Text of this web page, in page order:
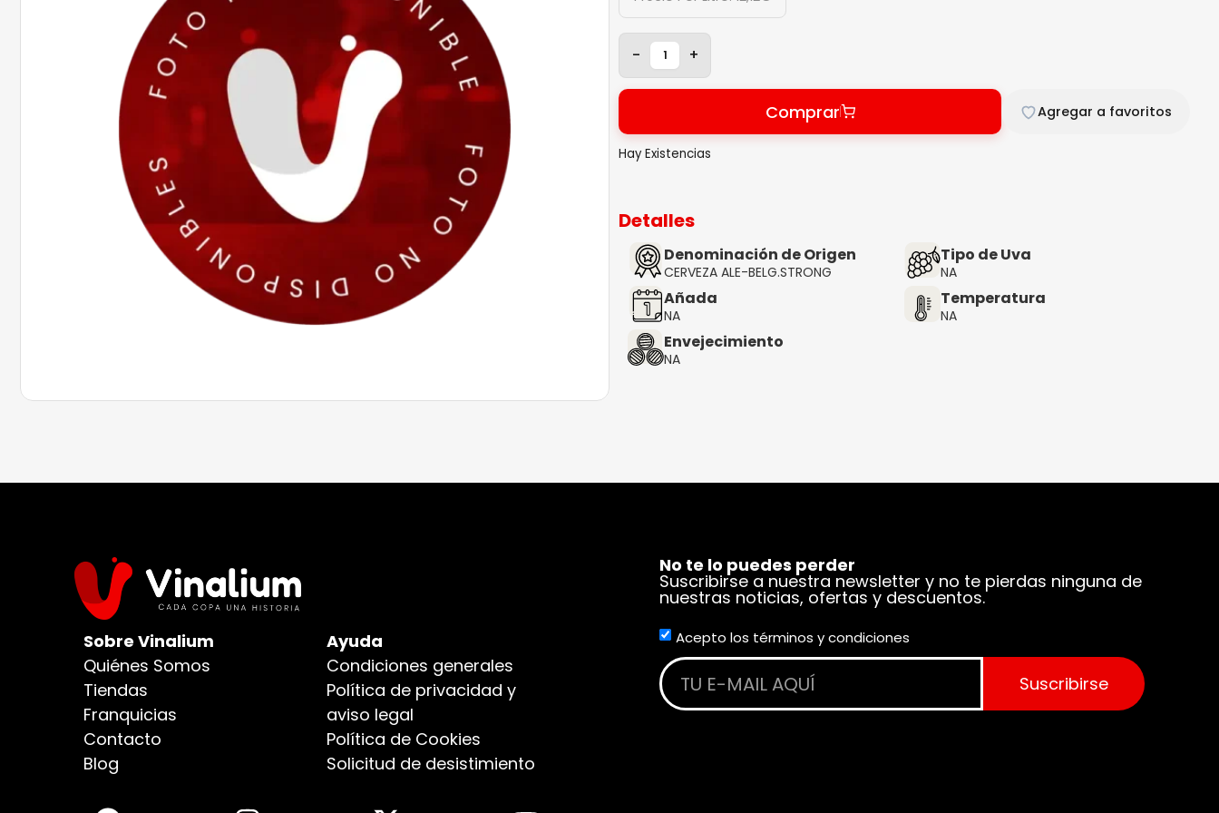
- +
Comprar Agregar a favoritos
Hay Existencias
Detalles
Denominación de Origen
CERVEZA ALE-BELG.STRONG
Tipo de Uva
NA
Añada
NA
Temperatura
NA
Envejecimiento
NA
Sobre Vinalium
Quiénes Somos
Tiendas
Franquicias
Contacto
Blog
Ayuda
Condiciones generales
Política de privacidad y
aviso legal
Política de Cookies
Solicitud de desistimiento
No te lo puedes perder
Suscribirse a nuestra newsletter y no te pierdas ninguna de
nuestras noticias, ofertas y descuentos.
Acepto los términos y condiciones
Suscribirse